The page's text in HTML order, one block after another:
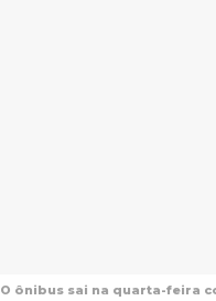
O ônibus sai na quarta-feira